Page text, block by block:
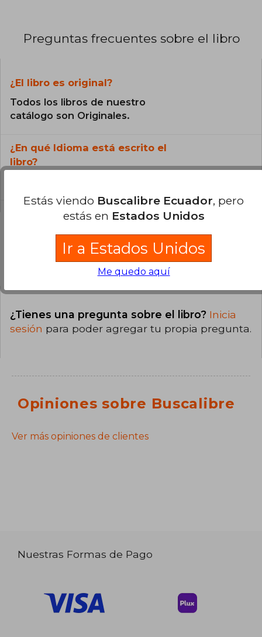
Preguntas frecuentes sobre el libro
¿El libro es original?
Todos los libros de nuestro
catálogo son Originales.
¿En qué Idioma está escrito el
libro?
Preguntas y respuestas sobre el libro
¿Tienes una pregunta sobre el libro? Inicia
sesión para poder agregar tu propia pregunta.
Opiniones sobre Buscalibre
Ver más opiniones de clientes
Nuestras Formas de Pago
Estás viendo Buscalibre Ecuador, pero
estás en Estados Unidos
Ir a Estados Unidos
Me quedo aquí